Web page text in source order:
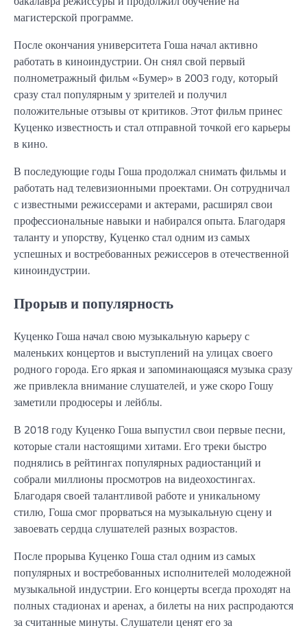
магистерской программе.
После окончания университета Гоша начал активно
работать в киноиндустрии. Он снял свой первый
полнометражный фильм «Бумер» в 2003 году, который
сразу стал популярным у зрителей и получил
положительные отзывы от критиков. Этот фильм принес
Куценко известность и стал отправной точкой его карьеры
в кино.
В последующие годы Гоша продолжал снимать фильмы и
работать над телевизионными проектами. Он сотрудничал
с известными режиссерами и актерами, расширял свои
профессиональные навыки и набирался опыта. Благодаря
таланту и упорству, Куценко стал одним из самых
успешных и востребованных режиссеров в отечественной
киноиндустрии.
Прорыв и популярность
Куценко Гоша начал свою музыкальную карьеру с
маленьких концертов и выступлений на улицах своего
родного города. Его яркая и запоминающаяся музыка сразу
же привлекла внимание слушателей, и уже скоро Гошу
заметили продюсеры и лейблы.
В 2018 году Куценко Гоша выпустил свои первые песни,
которые стали настоящими хитами. Его треки быстро
поднялись в рейтингах популярных радиостанций и
собрали миллионы просмотров на видеохостингах.
Благодаря своей талантливой работе и уникальному
стилю, Гоша смог прорваться на музыкальную сцену и
завоевать сердца слушателей разных возрастов.
После прорыва Куценко Гоша стал одним из самых
популярных и востребованных исполнителей молодежной
музыкальной индустрии. Его концерты всегда проходят на
полных стадионах и аренах, а билеты на них распродаются
за считанные минуты. Слушатели ценят его за